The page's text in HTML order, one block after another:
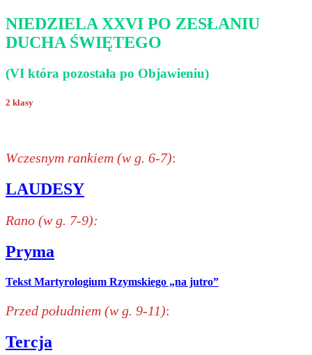
NIEDZIELA XXVI PO ZESŁANIU
DUCHA ŚWIĘTEGO
(VI która pozostała po Objawieniu)
2 klasy
Wczesnym rankiem (w g. 6-7):
LAUDESY
Rano (w g. 7-9):
Pryma
Tekst Martyrologium Rzymskiego „na jutro”
Przed południem (w g. 9-11):
Tercja